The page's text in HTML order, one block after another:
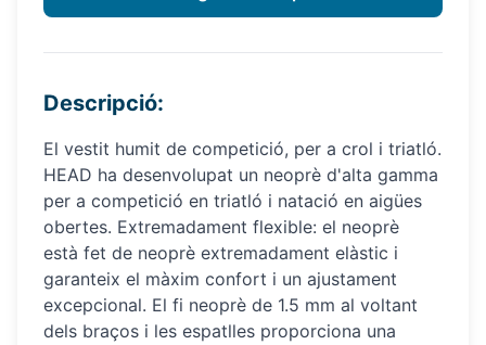
Descripció:
El vestit humit de competició, per a crol i triatló.
HEAD ha desenvolupat un neoprè d'alta gamma
per a competició en triatló i natació en aigües
obertes. Extremadament flexible: el neoprè
està fet de neoprè extremadament elàstic i
garanteix el màxim confort i un ajustament
excepcional. El fi neoprè de 1.5 mm al voltant
dels braços i les espatlles proporciona una